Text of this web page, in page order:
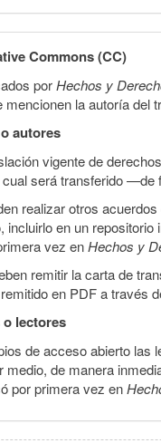
Commons (CC)
porHechos y
mencionen la autoría
autores
vigente de
cual será transferido
realizar otros
incluirlo en un
vez enHechos y
remitir la carta de
en PDF a través
o lectores
de acceso abierto las
medio, de manera
por primera vez en